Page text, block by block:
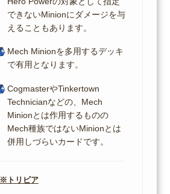
できないMinionにダメージを与
えることもあります。
Mech Minionを多用するデッキ
で有用となります。
CogmasterやTinkertown
Technicianなどの、Mech
Minionとは作用するものの
Mech種族ではないMinionとは
併用しづらいカードです。
※トリビア